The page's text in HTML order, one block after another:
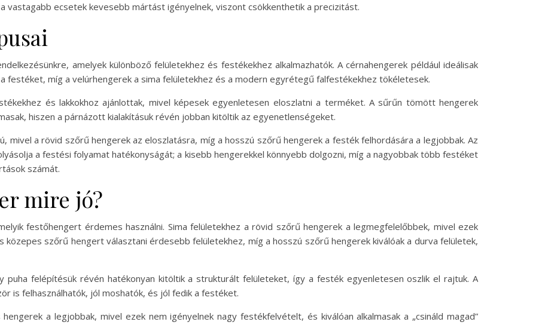
vastagabb ecsetek kevesebb mártást igényelnek, viszont csökkenthetik a precizitást.
amelyek különböző felületekhez és festékekhez alkalmazhatók. A cérnahengerek például ideálisak
festéket, míg a velúrhengerek a sima felületekhez és a modern egyrétegű falfestékekhez tökéletesek.
és lakkokhoz ajánlottak, mivel képesek egyenletesen eloszlatni a terméket. A sűrűn tömött hengerek
hiszen a párnázott kialakításuk révén jobban kitöltik az egyenetlenségeket.
mivel a rövid szőrű hengerek az eloszlatásra, míg a hosszú szőrű hengerek a festék felhordására a legjobbak. Az
a festési folyamat hatékonyságát; a kisebb hengerekkel könnyebb dolgozni, míg a nagyobbak több festéket
számát.
mire jó?
festőhengert érdemes használni. Sima felületekhez a rövid szőrű hengerek a legmegfelelőbbek, mivel ezek
szőrű hengert választani érdesebb felületekhez, míg a hosszú szőrű hengerek kiválóak a durva felületek,
puha felépítésük révén hatékonyan kitöltik a strukturált felületeket, így a festék egyenletesen oszlik el rajtuk. A
is felhasználhatók, jól moshatók, és jól fedik a festéket.
a legjobbak, mivel ezek nem igényelnek nagy festékfelvételt, és kiválóan alkalmasak a „csináld magad”